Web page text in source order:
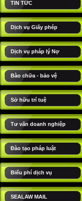
TIN TỨC
Dịch vụ Giấy phép
Dịch vụ pháp lý Nợ
Bào chữa - bảo vệ
Sở hữu trí tuệ
Tư vấn doanh nghiệp
Đào tạo pháp luật
Biểu phí dịch vụ
SEALAW MAIL